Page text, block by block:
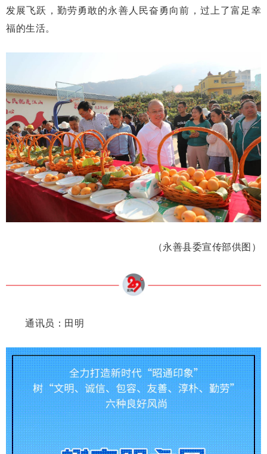
发展飞跃，勤劳勇敢的永善人民奋勇向前，过上了富足幸
福的生活。
（永善县委宣传部供图）
通讯员：田明